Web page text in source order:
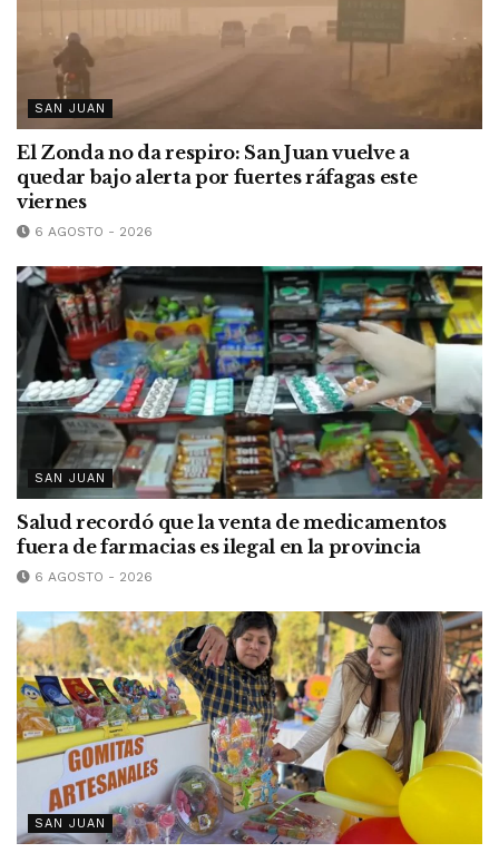
SAN JUAN
El Zonda no da respiro: San Juan vuelve a
quedar bajo alerta por fuertes ráfagas este
viernes
6 AGOSTO - 2026
SAN JUAN
Salud recordó que la venta de medicamentos
fuera de farmacias es ilegal en la provincia
6 AGOSTO - 2026
SAN JUAN